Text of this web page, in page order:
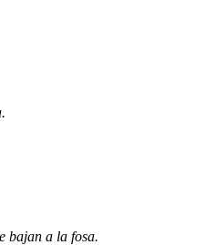
bajan a la fosa.